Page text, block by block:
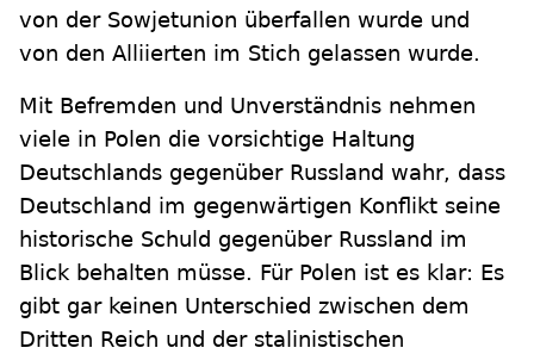
von der Sowjetunion überfallen wurde und
von den Alliierten im Stich gelassen wurde.
Mit Befremden und Unverständnis nehmen
viele in Polen die vorsichtige Haltung
Deutschlands gegenüber Russland wahr, dass
Deutschland im gegenwärtigen Konflikt seine
historische Schuld gegenüber Russland im
Blick behalten müsse. Für Polen ist es klar: Es
gibt gar keinen Unterschied zwischen dem
Dritten Reich und der stalinistischen